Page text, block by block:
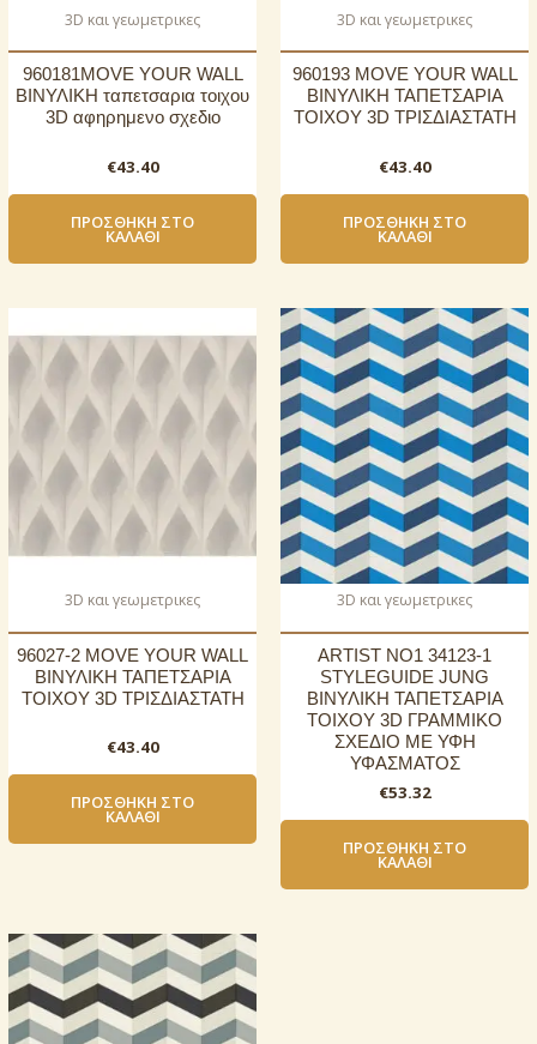
3D και γεωμετρικες
960181MOVE YOUR WALL
ΒΙΝΥΛΙΚΗ ταπετσαρια τοιχου
3D αφηρημενο σχεδιο
€43.40
ΠΡΟΣΘΉΚΗ ΣΤΟ
ΚΑΛΆΘΙ
3D και γεωμετρικες
960193 MOVE YOUR WALL
ΒΙΝΥΛΙΚΗ ΤΑΠΕΤΣΑΡΙΑ
ΤΟΙΧΟΥ 3D ΤΡΙΣΔΙΑΣΤΑΤΗ
€43.40
ΠΡΟΣΘΉΚΗ ΣΤΟ
ΚΑΛΆΘΙ
3D και γεωμετρικες
96027-2 MOVE YOUR WALL
ΒΙΝΥΛΙΚΗ ΤΑΠΕΤΣΑΡΙΑ
ΤΟΙΧΟΥ 3D ΤΡΙΣΔΙΑΣΤΑΤΗ
€43.40
ΠΡΟΣΘΉΚΗ ΣΤΟ
ΚΑΛΆΘΙ
3D και γεωμετρικες
ARTIST NO1 34123-1
STYLEGUIDE JUNG
ΒΙΝΥΛΙΚΗ ΤΑΠΕΤΣΑΡΙΑ
ΤΟΙΧΟΥ 3D ΓΡΑΜΜΙΚΟ
ΣΧΕΔΙΟ ΜΕ ΥΦΗ
ΥΦΑΣΜΑΤΟΣ
€53.32
ΠΡΟΣΘΉΚΗ ΣΤΟ
ΚΑΛΆΘΙ